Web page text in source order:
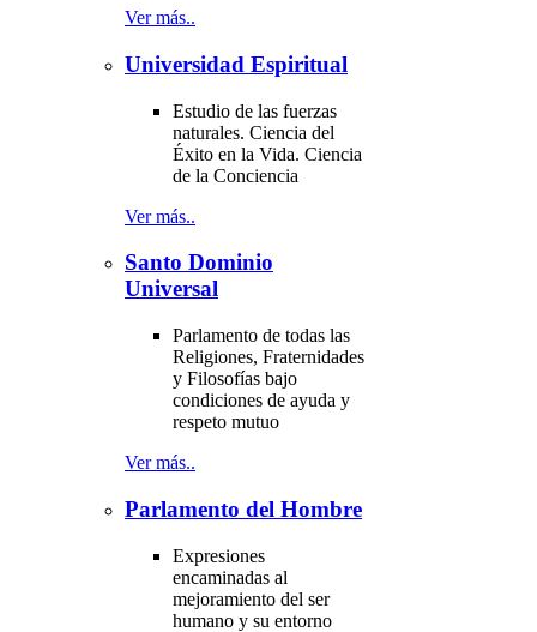
Ver más..
Universidad Espiritual
Estudio de las fuerzas
naturales. Ciencia del
Éxito en la Vida. Ciencia
de la Conciencia
Ver más..
Santo Dominio
Universal
Parlamento de todas las
Religiones, Fraternidades
y Filosofías bajo
condiciones de ayuda y
respeto mutuo
Ver más..
Parlamento del Hombre
Expresiones
encaminadas al
mejoramiento del ser
humano y su entorno